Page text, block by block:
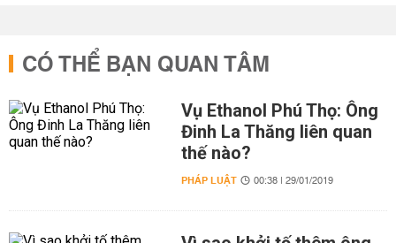
CÓ THỂ BẠN QUAN TÂM
Vụ Ethanol Phú Thọ: Ông
Đinh La Thăng liên quan
thế nào?
PHÁP LUẬT 00:38 | 29/01/2019